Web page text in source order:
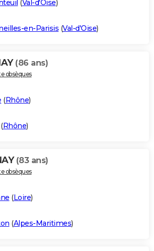
(Val-d'Oise)
en-Parisis (Val-d'Oise)
(86 ans)
obsèques
(Rhône)
(Rhône)
(83 ans)
obsèques
(Loire)
(Alpes-Maritimes)